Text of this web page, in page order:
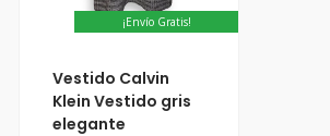
¡Envío Gratis!
Vestido Calvin
Klein Vestido gris
elegante